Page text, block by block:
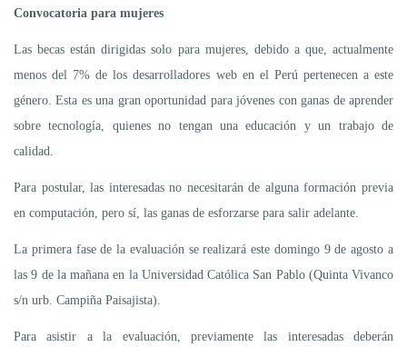
Convocatoria para mujeres
Las becas están dirigidas solo para mujeres, debido a que, actualmente
menos del 7% de los desarrolladores web en el Perú pertenecen a este
género. Esta es una gran oportunidad para jóvenes con ganas de aprender
sobre tecnología, quienes no tengan una educación y un trabajo de
calidad.
Para postular, las interesadas no necesitarán de alguna formación previa
en computación, pero sí, las ganas de esforzarse para salir adelante.
La primera fase de la evaluación se realizará este domingo 9 de agosto a
las 9 de la mañana en la Universidad Católica San Pablo (Quinta Vivanco
s/n urb. Campiña Paisajista).
Para asistir a la evaluación, previamente las interesadas deberán